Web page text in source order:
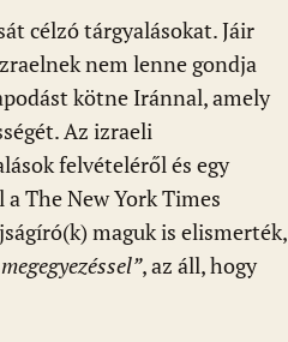
célzó tárgyalásokat. Jáir
nem lenne gondja
kötne Iránnal, amely
Az izraeli
felvételéről és egy
The New York Times
maguk is elismerték,
, az áll, hogy